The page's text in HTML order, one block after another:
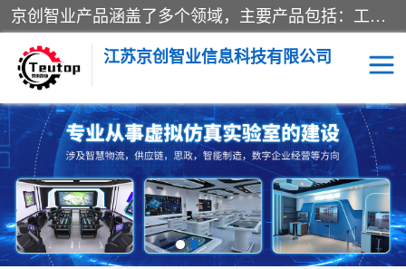
京创智业产品涵盖了多个领域，主要产品包括：工业4.0生产线解决方案，智慧物流综合实训室，教学设备与实验室建设，虚拟仿真实验室等。公司将秉持“创新、执着、诚信、共赢”的理念，以“将服务当作使命”为核心价值观，致力于为客户创造价值，与客户、合作伙伴和员工共同成长。
江苏京创智业信息科技有限公司
VR物流实训 低碳供应链
生产系统仿真 冷链物流
供应链管理 思政